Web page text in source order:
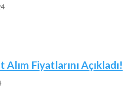
Fiyatlarını Açıkladı!